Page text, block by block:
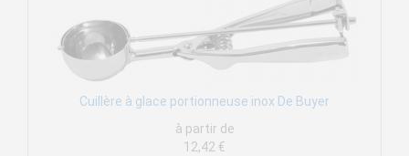
Cuillère à glace portionneuse inox De Buyer
à partir de
12,42 €